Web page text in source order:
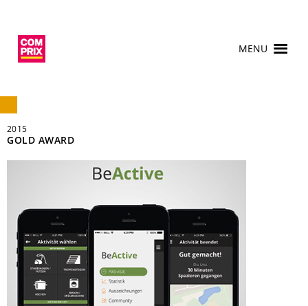
MENU
2015
GOLD AWARD